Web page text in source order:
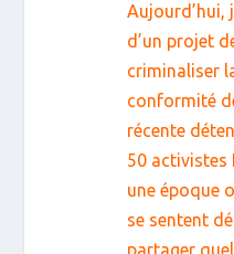
Aujourd’hui,
d’un projet
criminaliser
conformité
récente
50 activistes
une époque
se sentent